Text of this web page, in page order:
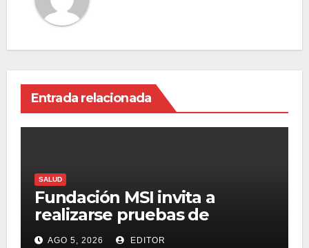
Entrada relacionada
SALUD
Fundación MSI invita a
realizarse pruebas de
detección de ITS tras la
AGO 5, 2026 EDITOR